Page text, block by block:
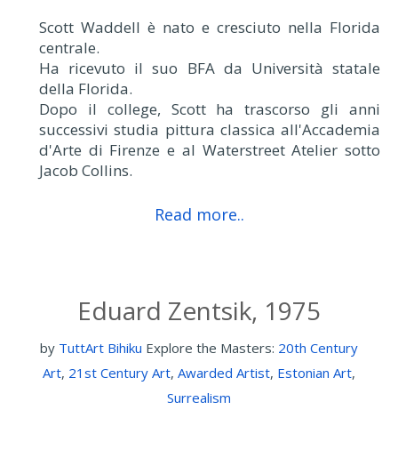
Scott Waddell è nato e cresciuto nella Florida
centrale.
Ha ricevuto il suo BFA da Università statale
della Florida.
Dopo il college, Scott ha trascorso gli anni
successivi studia pittura classica all'Accademia
d'Arte di Firenze e al Waterstreet Atelier sotto
Jacob Collins.
Read more..
Eduard Zentsik, 1975
by TuttArt Bihiku Explore the Masters: 20th Century
Art, 21st Century Art, Awarded Artist, Estonian Art,
Surrealism